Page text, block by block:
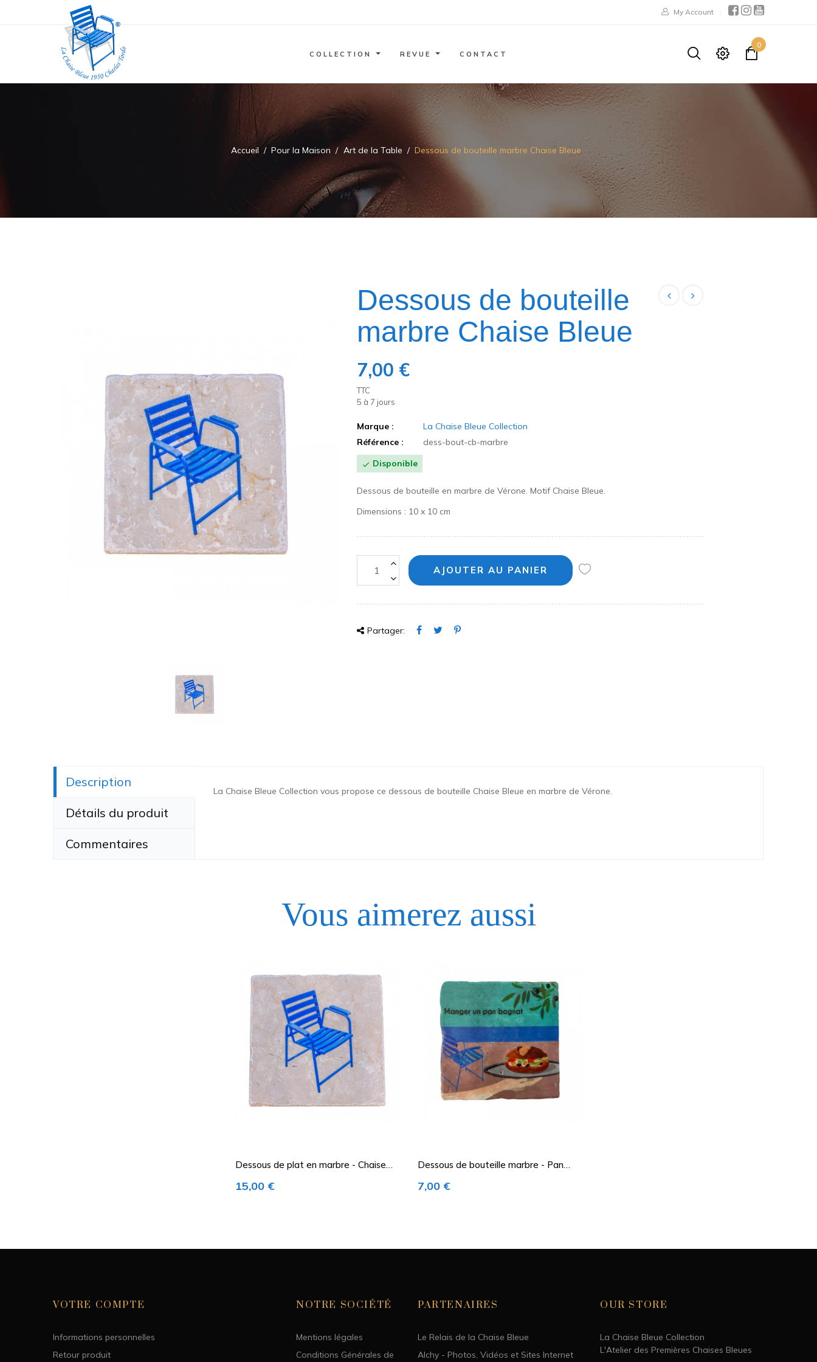
My Account
COLLECTION REVUE CONTACT
0
Accueil Pour la Maison Art de la Table Dessous de bouteille marbre Chaise Bleue
Dessous de bouteille
marbre Chaise Bleue
7,00 €
TTC
5 à 7 jours
Marque :
La Chaise Bleue Collection
Référence :
dess-bout-cb-marbre
 Disponible
Dessous de bouteille en marbre de Vérone. Motif Chaise Bleue.
Dimensions : 10 x 10 cm
AJOUTER AU PANIER
Partager:
Description
Détails du produit
Commentaires
La Chaise Bleue Collection vous propose ce dessous de bouteille Chaise Bleue en marbre de Vérone.
Vous aimerez aussi
Dessous de plat en marbre - Chaise
15,00 €
Dessous de bouteille marbre - Pan
7,00 €
VOTRE COMPTE
Informations personnelles
Retour produit
NOTRE SOCIÉTÉ
Mentions légales
Conditions Générales de
PARTENAIRES
Le Relais de la Chaise Bleue
Alchy - Photos, Vidéos et Sites Internet
OUR STORE
La Chaise Bleue Collection
L'Atelier des Premières Chaises Bleues